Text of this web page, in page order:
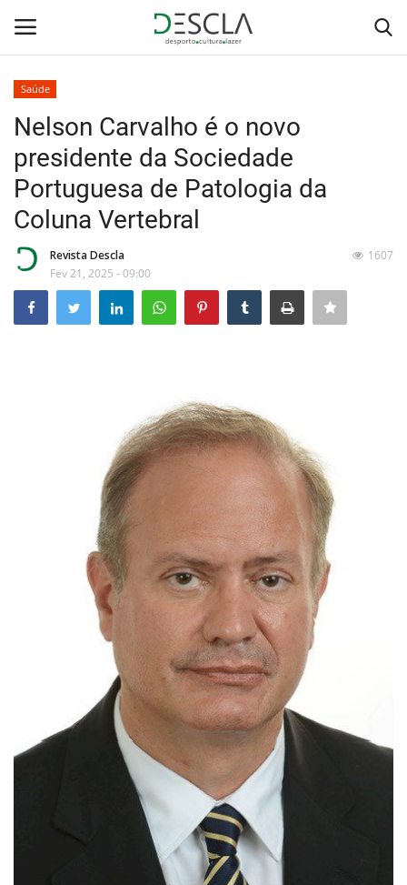
Home
...by Descla
Desporto
Contactos
Estatuto Editorial
Ficha técnica
Saúde
Nelson Carvalho é o novo
presidente da Sociedade
Portuguesa de Patologia da
Coluna Vertebral
Revista Descla
Fev 21, 2025 - 09:00
1607